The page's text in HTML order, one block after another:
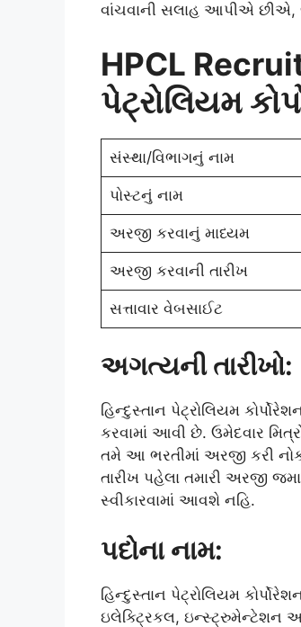
વાંચવાની સલાહ આપીએ છીએ,
HPCL
પેટ્રોલિયમ
સંસ્થા/વિભાગનું નામ
પોસ્ટનું નામ
અરજી કરવાનું માધ્યમ
અરજી કરવાની તારીખ
સત્તાવાર વેબસાઈટ
અગત્યની તારીખો:
હિન્દુસ્તાન પેટ્રોલિયમ
કરવામાં આવી છે. ઉમેદવાર
તમે આ ભરતીમાં અરજી કરી
તારીખ પહેલા તમારી અરજી જમા
સ્વીકારવામાં આવશે નહિ.
પદોના નામ:
હિન્દુસ્તાન પેટ્રોલિયમ
ઇલેક્ટ્રિકલ, ઇન્સ્ટ્રુમેન્ટેશન